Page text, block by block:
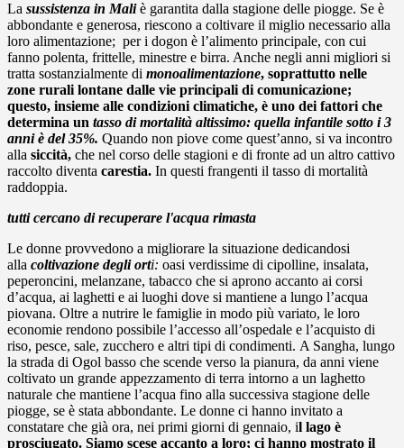
La sussistenza in Mali è garantita dalla stagione delle piogge. Se è
abbondante e generosa, riescono a coltivare il miglio necessario alla
loro alimentazione; per i dogon è l’alimento principale, con cui
fanno polenta, frittelle, minestre e birra. Anche negli anni migliori si
tratta sostanzialmente di monoalimentazione, soprattutto nelle
zone rurali lontane dalle vie principali di comunicazione;
questo, insieme alle condizioni climatiche, è uno dei fattori che
determina un tasso di mortalità altissimo: quella infantile sotto i 3
anni è del 35%. Quando non piove come quest’anno, si va incontro
alla siccità, che nel corso delle stagioni e di fronte ad un altro cattivo
raccolto diventa carestia. In questi frangenti il tasso di mortalità
raddoppia.
tutti cercano di recuperare l'acqua rimasta
Le donne provvedono a migliorare la situazione dedicandosi
alla coltivazione degli orti: oasi verdissime di cipolline, insalata,
peperoncini, melanzane, tabacco che si aprono accanto ai corsi
d’acqua, ai laghetti e ai luoghi dove si mantiene a lungo l’acqua
piovana. Oltre a nutrire le famiglie in modo più variato, le loro
economie rendono possibile l’accesso all’ospedale e l’acquisto di
riso, pesce, sale, zucchero e altri tipi di condimenti. A Sangha, lungo
la strada di Ogol basso che scende verso la pianura, da anni viene
coltivato un grande appezzamento di terra intorno a un laghetto
naturale che mantiene l’acqua fino alla successiva stagione delle
piogge, se è stata abbondante. Le donne ci hanno invitato a
constatare che già ora, nei primi giorni di gennaio, il lago è
prosciugato. Siamo scese accanto a loro; ci hanno mostrato il